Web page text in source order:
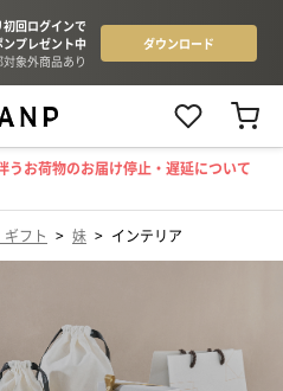
うお荷物のお届け停止・遅延について
フト > 妹 > インテリア